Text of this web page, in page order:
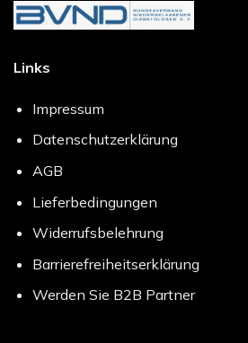
Links
Impressum
Datenschutzerklärung
AGB
Lieferbedingungen
Widerrufsbelehrung
Barrierefreiheitserklärung
Werden Sie B2B Partner